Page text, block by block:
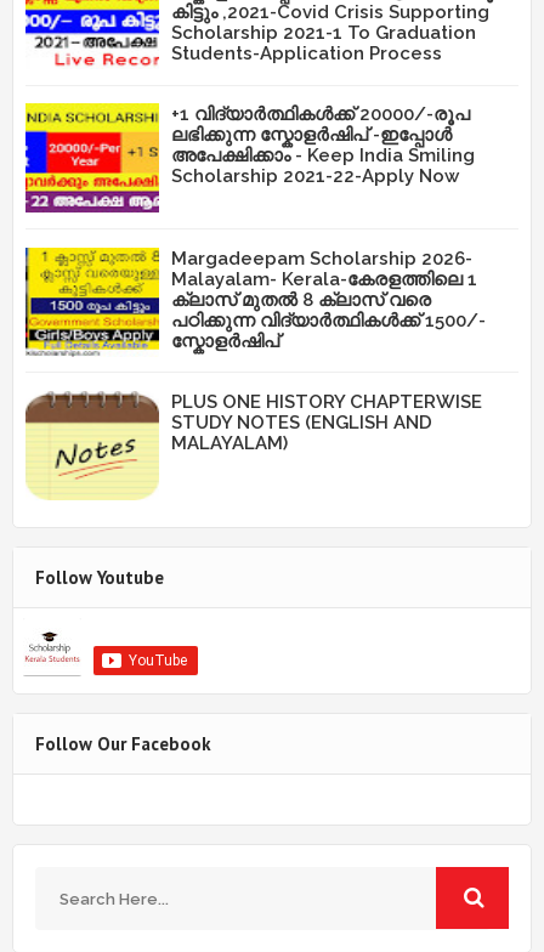
കിട്ടും ,2021-Covid Crisis Supporting
Scholarship 2021-1 To Graduation
Students-Application Process
+1 വിദ്യാർത്ഥികൾക്ക് 20000/-രൂപ
ലഭിക്കുന്ന സ്കോളർഷിപ് -ഇപ്പോൾ
അപേക്ഷിക്കാം - Keep India Smiling
Scholarship 2021-22-Apply Now
Margadeepam Scholarship 2026-
Malayalam- Kerala-കേരളത്തിലെ 1
ക്ലാസ് മുതൽ 8 ക്ലാസ് വരെ
പഠിക്കുന്ന വിദ്യാർത്ഥികൾക്ക് 1500/-
സ്കോളർഷിപ്
PLUS ONE HISTORY CHAPTERWISE
STUDY NOTES (ENGLISH AND
MALAYALAM)
Follow Youtube
Follow Our Facebook